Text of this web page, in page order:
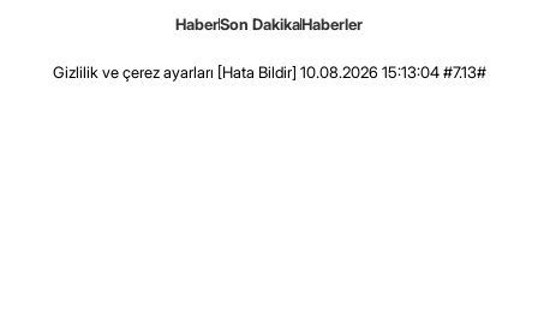
HaberSon DakikaHaberler
Gizlilik ve çerez ayarları [Hata Bildir] 10.08.2026 15:13:04 #7.13#